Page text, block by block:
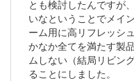
とも検討したんですが
いなということでメイ
ーム用に高リフレッシ
かなか全てを満たす製
ムしない（結局リビン
ることにしました。